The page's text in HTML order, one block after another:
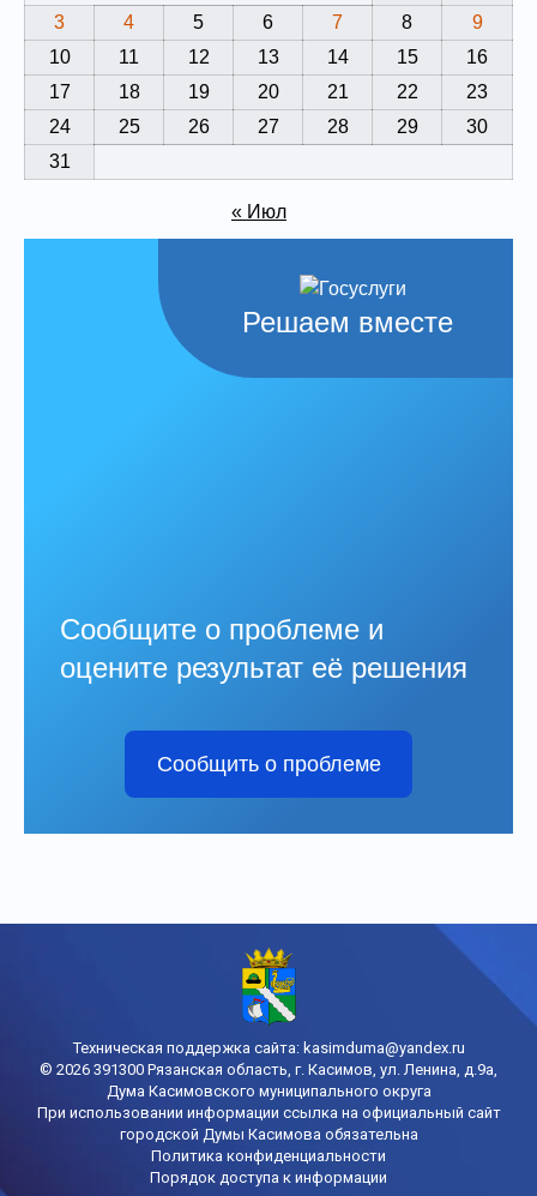
3
4 5 6 7 8
9
10
11 12 13 14 15
16
17
18 19 20 21 22
23
24
25 26 27 28 29
30
31
« Июл
Решаем вместе
Сообщите о проблеме и
оцените результат её решения
Сообщить о проблеме
Техническая поддержка сайта: kasimduma@yandex.ru
© 2026 391300 Рязанская область, г. Касимов, ул. Ленина, д.9а,
Дума Касимовского муниципального округа
При использовании информации ссылка на официальный сайт
городской Думы Касимова обязательна
Политика конфиденциальности
Порядок доступа к информации